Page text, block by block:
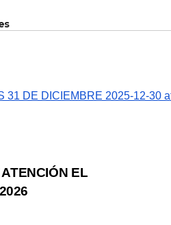
31 DE DICIEMBRE 2025-12-30
EL